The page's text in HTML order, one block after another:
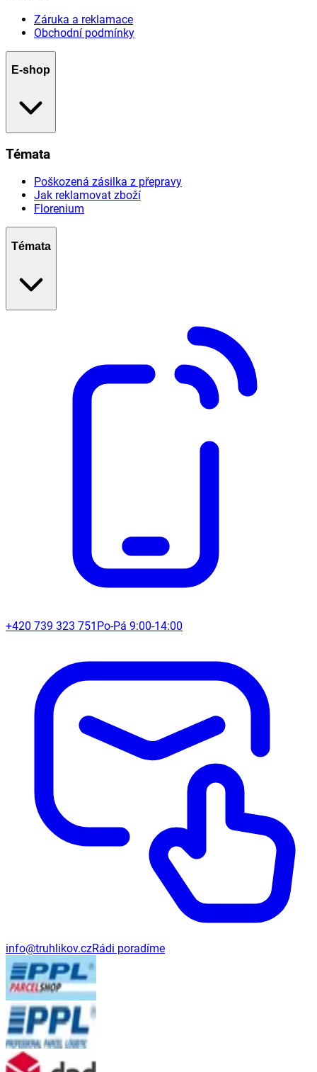
Záruka a reklamace
Obchodní podmínky
E-shop
Témata
Poškozená zásilka z přepravy
Jak reklamovat zboží
Florenium
Témata
+420 739 323 751 Po-Pá 9:00-14:00
info@truhlikov.czRádi poradíme